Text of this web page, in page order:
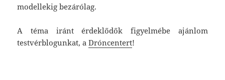
modellekig bezárólag.
A téma iránt érdeklődők figyelmébe ajánlom
testvérblogunkat, aDróncentert!